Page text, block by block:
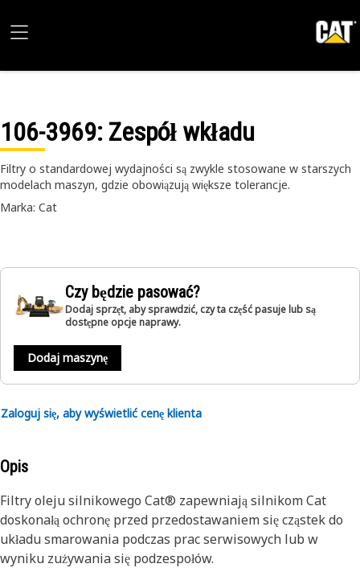
106-3969: Zespół wkładu
Filtry o standardowej wydajności są zwykle stosowane w starszych
modelach maszyn, gdzie obowiązują większe tolerancje.
Marka: Cat
Czy będzie pasować?
Dodaj sprzęt, aby sprawdzić, czy ta część pasuje lub są
dostępne opcje naprawy.
Dodaj maszynę
Zaloguj się, aby wyświetlić cenę klienta
Opis
Filtry oleju silnikowego Cat® zapewniają silnikom Cat
doskonałą ochronę przed przedostawaniem się cząstek do
układu smarowania podczas prac serwisowych lub w
wyniku zużywania się podzespołów.